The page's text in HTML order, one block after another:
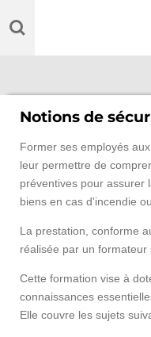
au
Notions de
Former ses employés
leur permettre de
préventives pour assurer
biens en cas d'incendie
La prestation, conforme
réalisée par un formateur
Cette formation vise à
connaissances
Elle couvre les sujets